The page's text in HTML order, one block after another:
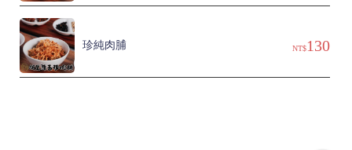
NT$130
珍純肉脯